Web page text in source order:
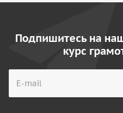
Подпишитесь на
курс